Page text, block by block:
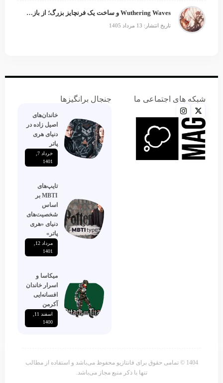
Wuthering Waves و ساخت یک فرنچایز بزرگ؛ از بازی تا انیمه
تاریخ انتشار: 13 مرداد 1405
شبکه های اجتماعی ما جنجال برانگیزها
خاندان‌های
اصیل زاده‌ در
دنیای هری
پاتر
1401
تایپ‌های
MBTI بر
اساس
شخصیت‌های
دنیای «هری
پاتر»
1401
میکاسا و
اسرار خاندان
افسانه‌ایی
آکرمن
1400
1404 © تمامی حقوق برای فانتازیو محفوظ می‌باشد و استفاده از مطالب
تنها با ذکر منبع مجاز می‌باشد.